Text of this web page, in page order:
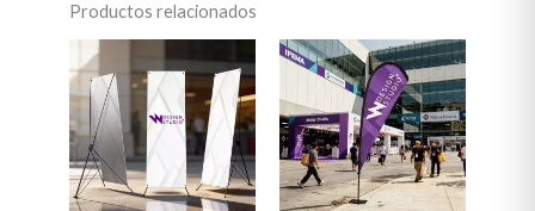
Productos relacionados